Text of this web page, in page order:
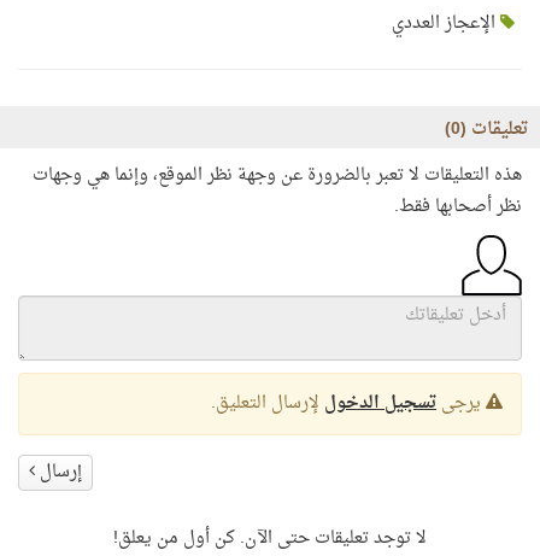
الإعجاز العددي
تعليقات (0
)
هذه التعليقات لا تعبر بالضرورة عن وجهة نظر الموقع، وإنما هي وجهات
نظر أصحابها فقط.
يرجىتسجيل الدخول لإرسال التعليق.
إرسال
لا توجد تعليقات حتى الآن. كن أول من يعلق!